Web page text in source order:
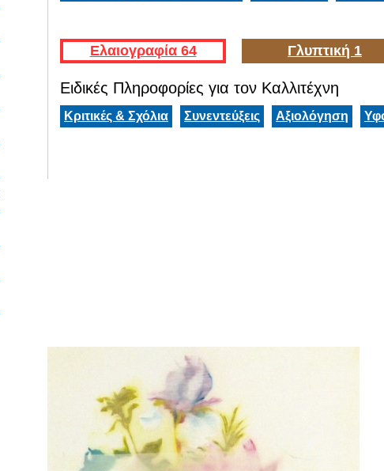
Ελαιογραφία 64 Γλυπτική 1
Ειδικές Πληροφορίες για τον Καλλιτέχνη
Κριτικές & Σχόλια Συνεντεύξεις Αξιολόγηση